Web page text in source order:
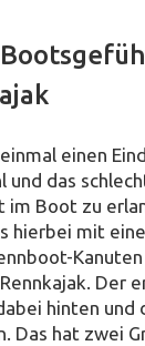
einen
und das
im Boot zu
hierbei mit
Der
hinten und
Das hat zwei